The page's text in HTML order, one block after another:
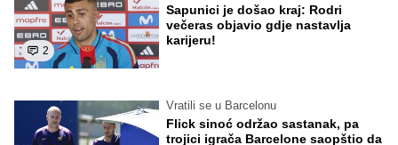
2
Sapunici je došao kraj: Rodri
večeras objavio gdje nastavlja
karijeru!
Vratili se u Barcelonu
Flick sinoć održao sastanak, pa
trojici igrača Barcelone saopštio da